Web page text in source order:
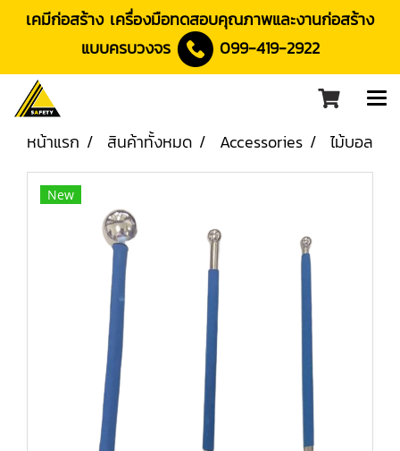
เคมีก่อสร้าง เครื่องมือทดสอบคุณภาพและงานก่อสร้าง
แบบครบวงจร
099-419-2922
หน้าแรก สินค้าทั้งหมด Accessories ไม้บอล
New